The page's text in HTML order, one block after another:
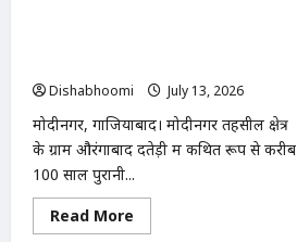
शव
रखकर
Dishabhoomi
July 13, 2026
मोदीनगर, गाजियाबाद। मोदीनगर तहसील क्षेत्र
के ग्राम औरंगाबाद दतेड़ी में कथित रूप से करीब
100 साल पुरानी...
Read More
more